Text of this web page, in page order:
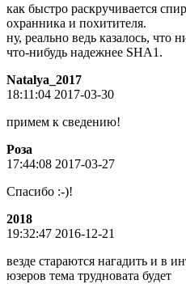
как быстро раскручивается
охранника и похитителя.
ну, реально ведь казалось, что
что-нибудь надежнее SHA1.
Natalya_2017
18:11:04 2017-03-30
примем к сведению!
Роза
17:44:08 2017-03-27
Спасибо :-)!
2018
19:32:47 2016-12-21
везде стараются нагадить и в
юзеров тема трудновата будет